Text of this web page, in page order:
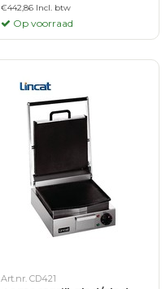
€442,86 Incl. btw
Op voorraad
Art.nr. CD421